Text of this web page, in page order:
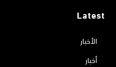
Latest
الأخبار
أخبار